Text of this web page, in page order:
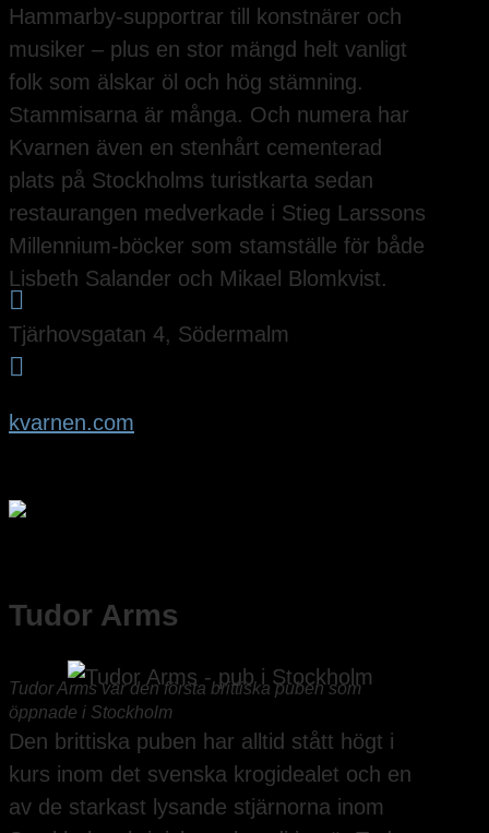
Hammarby-supportrar till konstnärer och
musiker – plus en stor mängd helt vanligt
folk som älskar öl och hög stämning.
Stammisarna är många. Och numera har
Kvarnen även en stenhårt cementerad
plats på Stockholms turistkarta sedan
restaurangen medverkade i Stieg Larssons
Millennium-böcker som stamställe för både
Lisbeth Salander och Mikael Blomkvist.

Tjärhovsgatan 4, Södermalm

kvarnen.com
Tudor Arms
Tudor Arms var den första brittiska puben som
öppnade i Stockholm
Den brittiska puben har alltid stått högt i
kurs inom det svenska krogidealet och en
av de starkast lysande stjärnorna inom